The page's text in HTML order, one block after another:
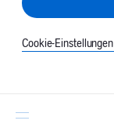
Cookie-